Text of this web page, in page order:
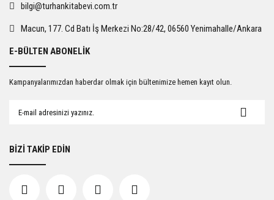
Gönder
bilgi@turhankitabevi.com.tr
Macun, 177. Cd Batı İş Merkezi No:28/42, 06560 Yenimahalle/Ankara
E-BÜLTEN ABONELİK
Kampanyalarımızdan haberdar olmak için bültenimize hemen kayıt olun.
BİZİ TAKİP EDİN